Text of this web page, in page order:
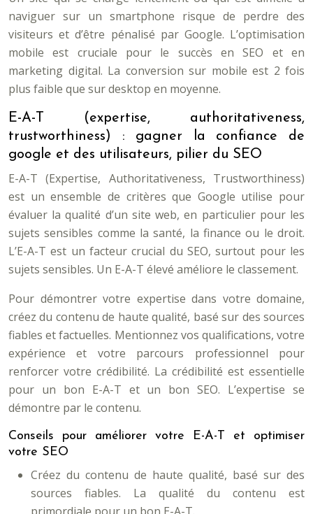
naviguer sur un smartphone risque de perdre des
visiteurs et d’être pénalisé par Google. L’optimisation
mobile est cruciale pour le succès en SEO et en
marketing digital. La conversion sur mobile est 2 fois
plus faible que sur desktop en moyenne.
E-A-T (expertise, authoritativeness,
trustworthiness) : gagner la confiance de
google et des utilisateurs, pilier du SEO
E-A-T (Expertise, Authoritativeness, Trustworthiness)
est un ensemble de critères que Google utilise pour
évaluer la qualité d’un site web, en particulier pour les
sujets sensibles comme la santé, la finance ou le droit.
L’E-A-T est un facteur crucial du SEO, surtout pour les
sujets sensibles. Un E-A-T élevé améliore le classement.
Pour démontrer votre expertise dans votre domaine,
créez du contenu de haute qualité, basé sur des sources
fiables et factuelles. Mentionnez vos qualifications, votre
expérience et votre parcours professionnel pour
renforcer votre crédibilité. La crédibilité est essentielle
pour un bon E-A-T et un bon SEO. L’expertise se
démontre par le contenu.
Conseils pour améliorer votre E-A-T et optimiser
votre SEO
Créez du contenu de haute qualité, basé sur des
sources fiables. La qualité du contenu est